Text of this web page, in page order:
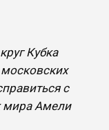
Кубка
с
мира Амели